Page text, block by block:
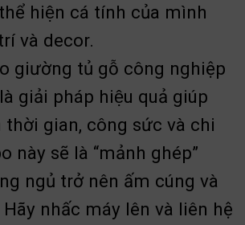
hiện cá tính của mình
và decor.
giường tủ gỗ công nghiệp
giải pháp hiệu quả giúp
gian, công sức và chi
này sẽ là “mảnh ghép”
ngủ trở nên ấm cúng và
nhấc máy lên và liên hệ